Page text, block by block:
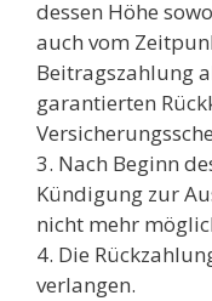
dessen Höhe
auch vom
Beitragszahlung
garantierten
3. Nach Beginn
Kündigung zur
nicht mehr
4. Die
verlangen.